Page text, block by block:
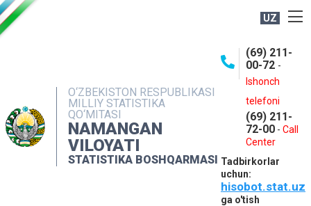
UZ
O‘ZBEKISTON RESPUBLIKASI
MILLIY STATISTIKA
QO‘MITASI
NAMANGAN
VILOYATI
STATISTIKA BOSHQARMASI
(69) 211-
00-72 -
Ishonch
telefoni
(69) 211-
72-00 - Call
Center
Tadbirkorlar
uchun:
hisobot.stat.uz
ga o'tish
NASHRLAR
INTERAKTIV XIZMATLAR
MATBUOT XIZMATI
MUROJAATLAR